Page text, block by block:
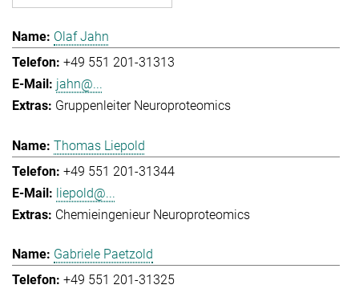
Olaf Jahn
+49 551 201-31313
jahn@...
Gruppenleiter Neuroproteomics
Thomas Liepold
+49 551 201-31344
liepold@...
Chemieingenieur Neuroproteomics
Gabriele Paetzold
+49 551 201-31325